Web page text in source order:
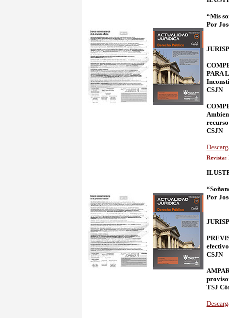
“Mis
Por
PARA
CSJN
CSJN
Revista:
Por
CSJN
TSJ